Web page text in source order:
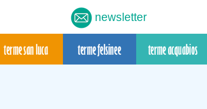
newsletter